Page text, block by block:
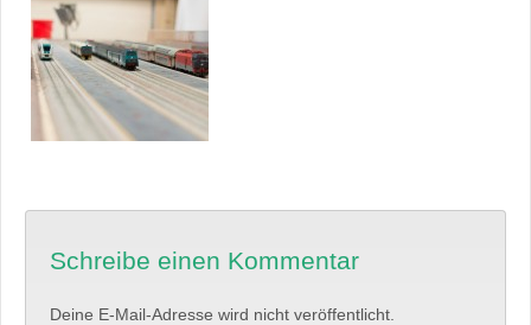
Schreibe einen Kommentar
Deine E-Mail-Adresse wird nicht veröffentlicht.